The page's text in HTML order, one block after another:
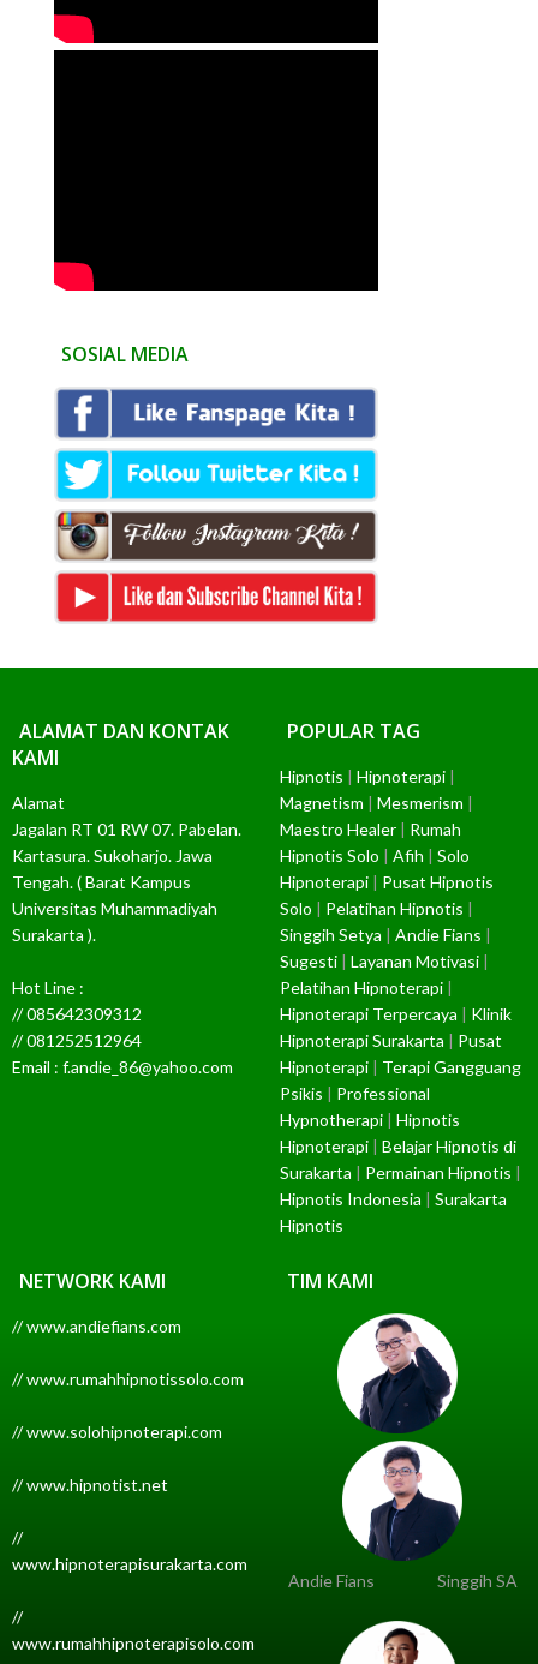
SOSIAL MEDIA
ALAMAT DAN KONTAK
KAMI
Alamat
Jagalan RT 01 RW 07. Pabelan.
Kartasura. Sukoharjo. Jawa
Tengah. ( Barat Kampus
Universitas Muhammadiyah
Surakarta ).
Hot Line :
// 085642309312
// 081252512964
Email : f.andie_86@yahoo.com
POPULAR TAG
Hipnotis |Hipnoterapi |
Magnetism |Mesmerism |
Maestro Healer | Rumah
Hipnotis Solo |Afih |Solo
Hipnoterapi | Pusat Hipnotis
Solo | Pelatihan Hipnotis |
Singgih Setya |Andie Fians |
Sugesti |Layanan Motivasi |
Pelatihan Hipnoterapi |
Hipnoterapi Terpercaya | Klinik
Hipnoterapi Surakarta | Pusat
Hipnoterapi | Terapi Gangguang
Psikis | Professional
Hypnotherapi |Hipnotis
Hipnoterapi |Belajar Hipnotis di
Surakarta | Permainan Hipnotis |
Hipnotis Indonesia |Surakarta
Hipnotis
NETWORK KAMI
// www.andiefians.com
// www.rumahhipnotissolo.com
// www.solohipnoterapi.com
// www.hipnotist.net
//
www.hipnoterapisurakarta.com
//
www.rumahhipnoterapisolo.com
TIM KAMI
Andie Fians Singgih SA